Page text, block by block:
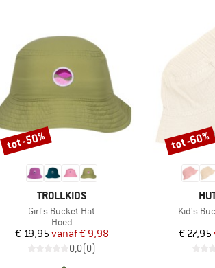
MERK
TROLLKIDS
Artikel
Girl's Bucket Hat
Productgroep
Hoed
Prijs
€ 19,95 Verlaagde prijs
vanaf€ 9,98
0,0(0)
Korting
tot -50%
Artikel
Kid's
€ 27,95
Korting
tot -60%